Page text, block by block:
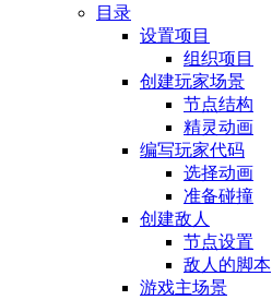
目录
设置项目
组织项目
创建玩家场景
节点结构
精灵动画
编写玩家代码
选择动画
准备碰撞
创建敌人
节点设置
敌人的脚本
游戏主场景